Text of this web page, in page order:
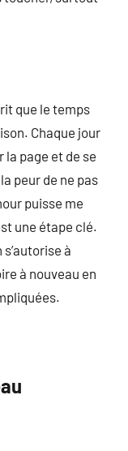
que le temps
Chaque jour
la page et de se
peur de ne pas
puisse me
une étape clé.
à
à nouveau en